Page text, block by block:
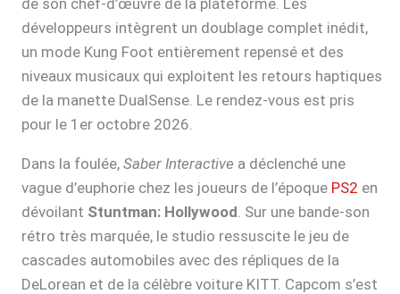
développeurs intègrent un doublage complet inédit,
un mode Kung Foot entièrement repensé et des
niveaux musicaux qui exploitent les retours haptiques
de la manette DualSense. Le rendez-vous est pris
pour le 1er octobre 2026.
Dans la foulée,Saber Interactive a déclenché une
vague d’euphorie chez les joueurs de l’époque PS2 en
dévoilant Stuntman: Hollywood . Sur une bande-son
rétro très marquée, le studio ressuscite le jeu de
cascades automobiles avec des répliques de la
DeLorean et de la célèbre voiture KITT. Capcom s’est